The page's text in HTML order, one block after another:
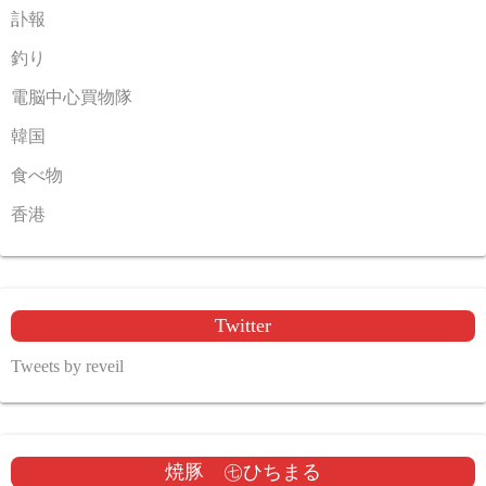
訃報
釣り
電脳中心買物隊
韓国
食べ物
香港
Twitter
Tweets by reveil
焼豚 ㊆ひちまる